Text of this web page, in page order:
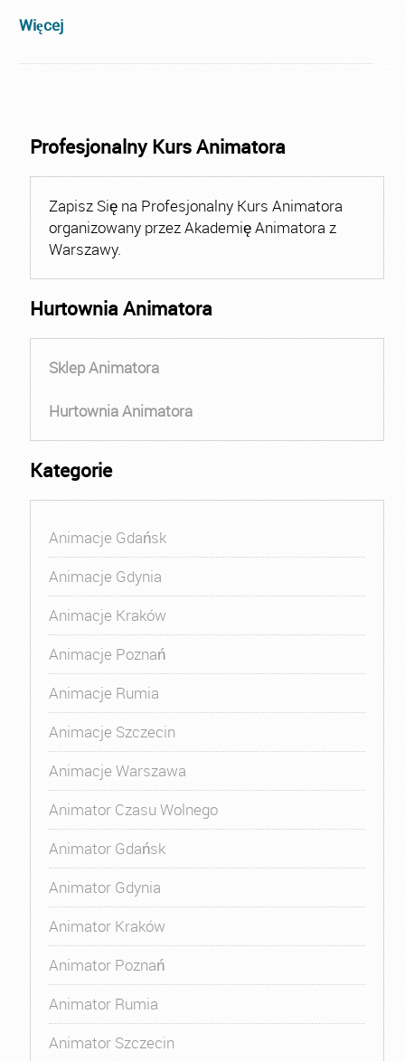
Więcej
Profesjonalny Kurs Animatora
Zapisz Się na Profesjonalny Kurs Animatora
organizowany przez Akademię Animatora z
Warszawy.
Hurtownia Animatora
Sklep Animatora
Hurtownia Animatora
Kategorie
Animacje Gdańsk
Animacje Gdynia
Animacje Kraków
Animacje Poznań
Animacje Rumia
Animacje Szczecin
Animacje Warszawa
Animator Czasu Wolnego
Animator Gdańsk
Animator Gdynia
Animator Kraków
Animator Poznań
Animator Rumia
Animator Szczecin